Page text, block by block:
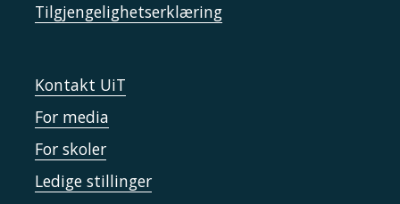
Tilgjengelighetserklæring
Kontakt UiT
For media
For skoler
Ledige stillinger